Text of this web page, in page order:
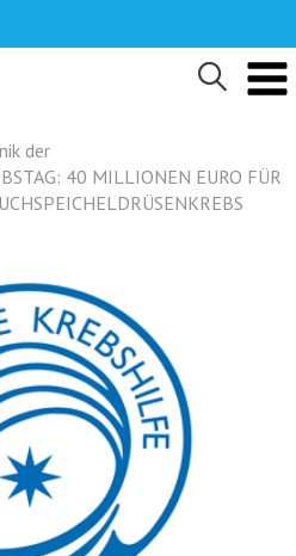
der
40 MILLIONEN EURO FÜR